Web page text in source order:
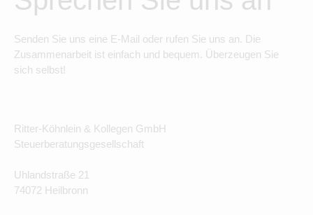
Senden Sie uns eine E-Mail oder rufen Sie uns an. Die
Zusammenarbeit ist einfach und bequem. Überzeugen Sie
sich selbst!
Ritter-Köhnlein & Kollegen GmbH
Steuerberatungsgesellschaft
Uhlandstraße 21
74072 Heilbronn